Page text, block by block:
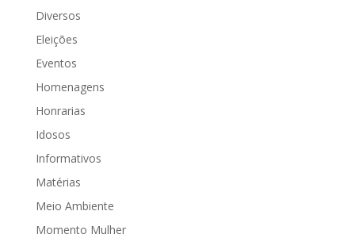
Diversos
Eleições
Eventos
Homenagens
Honrarias
Idosos
Informativos
Matérias
Meio Ambiente
Momento Mulher